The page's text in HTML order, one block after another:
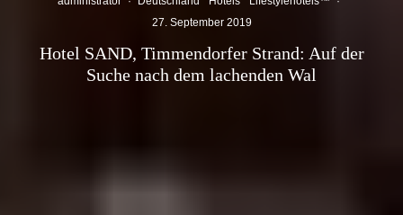
27. September 2019
Hotel SAND, Timmendorfer Strand: Auf der
Suche nach dem lachenden Wal